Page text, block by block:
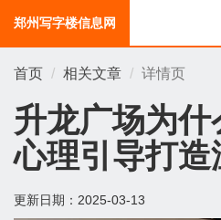
郑州写字楼信息网
首页 相关文章 详情页
升龙广场为
心理引导打造
更新日期： 2025-03-13